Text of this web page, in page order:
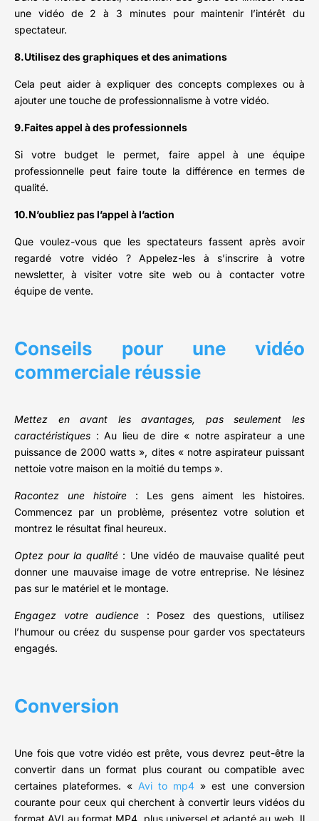
une vidéo de 2 à 3 minutes pour maintenir l’intérêt du
spectateur.
8.Utilisez des graphiques et des animations
Cela peut aider à expliquer des concepts complexes ou à
ajouter une touche de professionnalisme à votre vidéo.
9.Faites appel à des professionnels
Si votre budget le permet, faire appel à une équipe
professionnelle peut faire toute la différence en termes de
qualité.
10.N’oubliez pas l’appel à l’action
Que voulez-vous que les spectateurs fassent après avoir
regardé votre vidéo ? Appelez-les à s’inscrire à votre
newsletter, à visiter votre site web ou à contacter votre
équipe de vente.
Conseils pour une vidéo
commerciale réussie
Mettez en avant les avantages, pas seulement les
caractéristiques : Au lieu de dire « notre aspirateur a une
puissance de 2000 watts », dites « notre aspirateur puissant
nettoie votre maison en la moitié du temps ».
Racontez une histoire: Les gens aiment les histoires.
Commencez par un problème, présentez votre solution et
montrez le résultat final heureux.
Optez pour la qualité : Une vidéo de mauvaise qualité peut
donner une mauvaise image de votre entreprise. Ne lésinez
pas sur le matériel et le montage.
Engagez votre audience : Posez des questions, utilisez
l’humour ou créez du suspense pour garder vos spectateurs
engagés.
Conversion
Une fois que votre vidéo est prête, vous devrez peut-être la
convertir dans un format plus courant ou compatible avec
certaines plateformes. « Avi to mp4 » est une conversion
courante pour ceux qui cherchent à convertir leurs vidéos du